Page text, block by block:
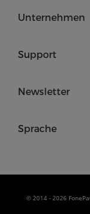
Unternehmen
Support
Newsletter
Sprache
© 2014 - 2026